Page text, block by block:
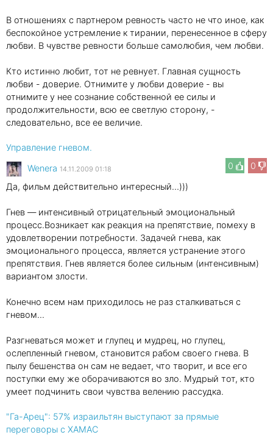
В отношениях с партнером ревность часто не что иное, как
беспокойное устремление к тирании, перенесенное в сферу
любви. В чувстве ревности больше самолюбия, чем любви.
Кто истинно любит, тот не ревнует. Главная сущность
любви - доверие. Отнимите у любви доверие - вы
отнимите у нее сознание собственной ее силы и
продолжительности, всю ее светлую сторону, -
следовательно, все ее величие.
Управление гневом.
0
0
Wenеra 14.11.2009 01:18
Да, фильм действительно интересный…)))
Гнев — интенсивный отрицательный эмоциональный
процесс.Возникает как реакция на препятствие, помеху в
удовлетворении потребности. Задачей гнева, как
эмоционального процесса, является устранение этого
препятствия. Гнев является более сильным (интенсивным)
вариантом злости.
Конечно всем нам приходилось не раз сталкиваться с
гневом...
Разгневаться может и глупец и мудрец, но глупец,
ослепленный гневом, становится рабом своего гнева. В
пылу бешенства он сам не ведает, что творит, и все его
поступки ему же оборачиваются во зло. Мудрый тот, кто
умеет подчинить свои чувства велению рассудка.
"Га-Арец": 57% израильтян выступают за прямые
переговоры с ХАМАС